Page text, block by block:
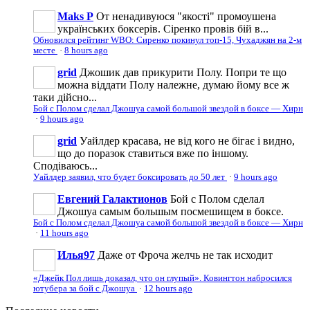
Maks P От ненадивуюся "якості" промоушена
українських боксерів. Сіренко провів бій в...
Обновился рейтинг WBO: Сиренко покинул топ-15, Чухаджян на 2-м
месте · 8 hours ago
grid Джошик дав прикурити Полу. Попри те що
можна віддати Полу належне, думаю йому все ж
таки дійсно...
Бой с Полом сделал Джошуа самой большой звездой в боксе — Хирн
· 9 hours ago
grid Уайлдер красава, не від кого не бігає і видно,
що до поразок ставиться вже по іншому.
Сподіваюсь...
Уайлдер заявил, что будет боксировать до 50 лет · 9 hours ago
Евгений Галактионов Бой с Полом сделал
Джошуа самым большым посмешищем в боксе.
Бой с Полом сделал Джошуа самой большой звездой в боксе — Хирн
· 11 hours ago
Илья97 Даже от Фроча желчь не так исходит
«Джейк Пол лишь доказал, что он глупый». Ковингтон набросился
ютубера за бой с Джошуа · 12 hours ago